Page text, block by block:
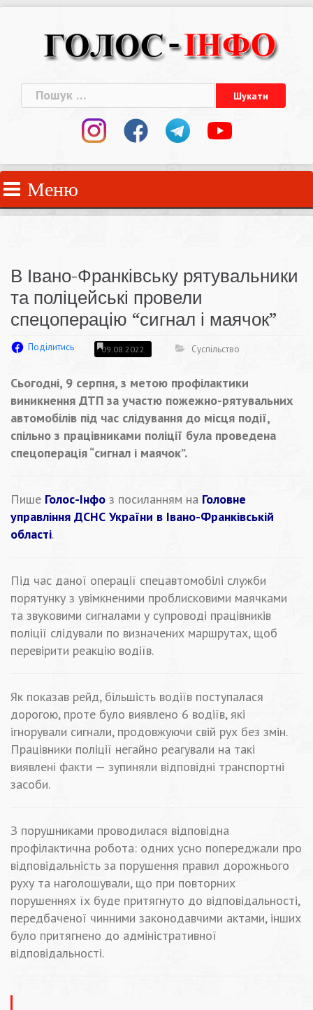
Пошук:
Меню
В Івано-Франківську рятувальники
та поліцейські провели
спецоперацію “сигнал і маячок”
Поділитись 09.08.2022 Суспільство
Сьогодні, 9 серпня, з метою профілактики
виникнення ДТП за участю пожежно-рятувальних
автомобілів під час слідування до місця події,
спільно з працівниками поліції була проведена
спецоперація “сигнал і маячок”.
Пише Голос-Інфо з посиланням на Головне
управління ДСНС України в Івано-Франківській
області.
Під час даної операції спецавтомобілі служби
порятунку з увімкненими проблисковими маячками
та звуковими сигналами у супроводі працівників
поліції слідували по визначених маршрутах, щоб
перевірити реакцію водіїв.
Як показав рейд, більшість водіїв поступалася
дорогою, проте було виявлено 6 водіїв, які
ігнорували сигнали, продовжуючи свій рух без змін.
Працівники поліції негайно реагували на такі
виявлені факти — зупиняли відповідні транспортні
засоби.
З порушниками проводилася відповідна
профілактична робота: одних усно попереджали про
відповідальність за порушення правил дорожнього
руху та наголошували, що при повторних
порушеннях їх буде притягнуто до відповідальності,
передбаченої чинними законодавчими актами, інших
було притягнено до адміністративної
відповідальності.